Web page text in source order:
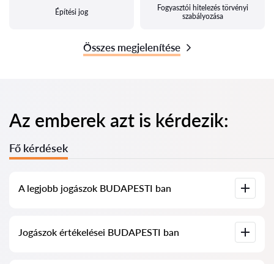
Építési jog
Fogyasztói hitelezés törvényi
szabályozása
Összes megjelenítése
Az emberek azt is kérdezik:
Fő kérdések
A legjobb jogászok BUDAPESTI ban
teljes információval. Árak, értékelések, telefonszám és cím.
Jogászok értékelései BUDAPESTI ban